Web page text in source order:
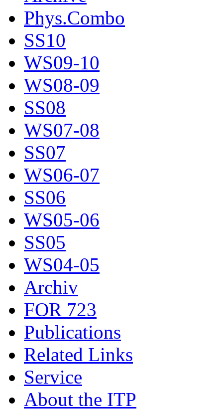
Phys.Combo
SS10
WS09-10
WS08-09
SS08
WS07-08
SS07
WS06-07
SS06
WS05-06
SS05
WS04-05
Archiv
FOR 723
Publications
Related Links
Service
About the ITP